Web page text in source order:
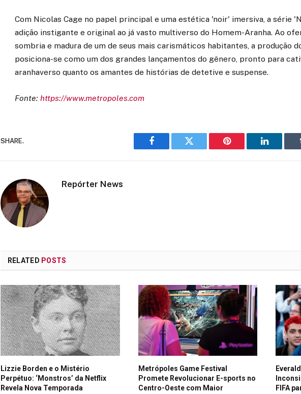
Com Nicolas Cage no papel principal e uma estética 'noir' imersiva, a série
adição instigante e original ao já vasto multiverso do Homem-Aranha. Ao
sombria e madura de um de seus mais carismáticos habitantes, a produção
posiciona-se como um dos grandes lançamentos do gênero, pronto para
aranhaverso quanto os amantes de histórias de detetive e suspense.
Fonte: https://www.metropoles.com
SHARE.
Facebook Twitter Pinterest LinkedIn
Repórter News
RELATED POSTS
Lizzie Borden e o Mistério
Perpétuo: ‘Monstros’ da Netflix
Revela Nova Temporada
Metrópoles Game Festival
Promete Revolucionar E-sports no
Centro-Oeste com Maior
FIFA